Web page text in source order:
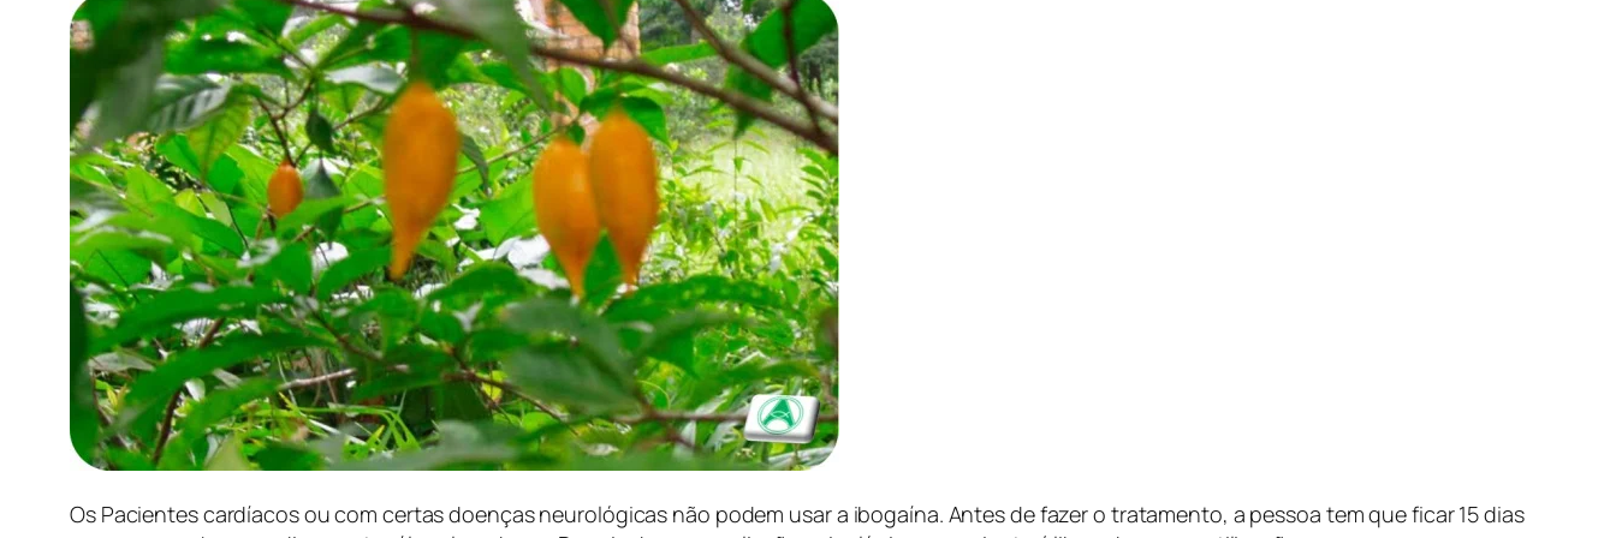
Os Pacientes cardíacos ou com certas doenças neurológicas não podem usar a ibogaína. Antes de fazer o tratamento, a pessoa tem que ficar 15 dias